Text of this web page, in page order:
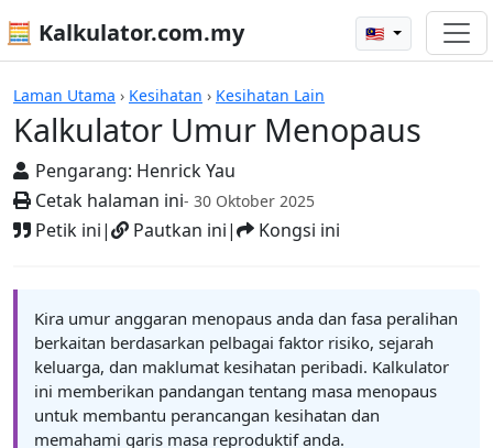
🧮 Kalkulator.com.my 🇲🇾
Laman Utama › Kesihatan › Kesihatan Lain
Kalkulator Umur Menopaus
Pengarang: Henrick Yau
Cetak halaman ini- 30 Oktober 2025
Petik ini| Pautkan ini| Kongsi ini
Kalkulator
Kira umur anggaran menopaus anda dan fasa peralihan
berkaitan berdasarkan pelbagai faktor risiko, sejarah
keluarga, dan maklumat kesihatan peribadi. Kalkulator
ini memberikan pandangan tentang masa menopaus
untuk membantu perancangan kesihatan dan
memahami garis masa reproduktif anda.